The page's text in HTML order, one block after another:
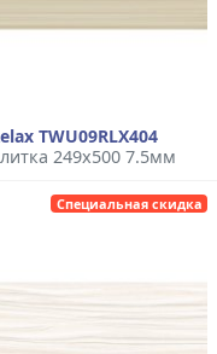
TWU09RLX404
249x500 7.5мм
Специальная скидка